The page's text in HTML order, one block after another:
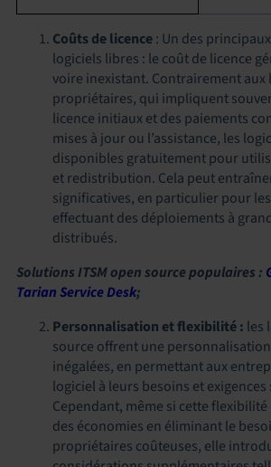
Coûts de licence: Un des
logiciels libres : le coût de licence
voire inexistant. Contrairement aux
propriétaires, qui impliquent
licence initiaux et des paiements
mises à jour ou l’assistance, les
disponibles gratuitement pour
et redistribution. Cela peut
significatives, en particulier pour
effectuant des déploiements à
distribués.
Solutions ITSM open source populaires :
Tarian Service Desk;
Personnalisation et flexibilité : les
source offrent une
inégalées, en permettant aux
logiciel à leurs besoins et
Cependant, même si cette
des économies en éliminant le
propriétaires coûteuses, elle